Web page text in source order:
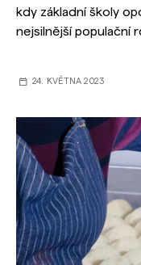
kdy základní školy
nejsilnější populační
odpovědi odborná
24. KVĚTNA 2023